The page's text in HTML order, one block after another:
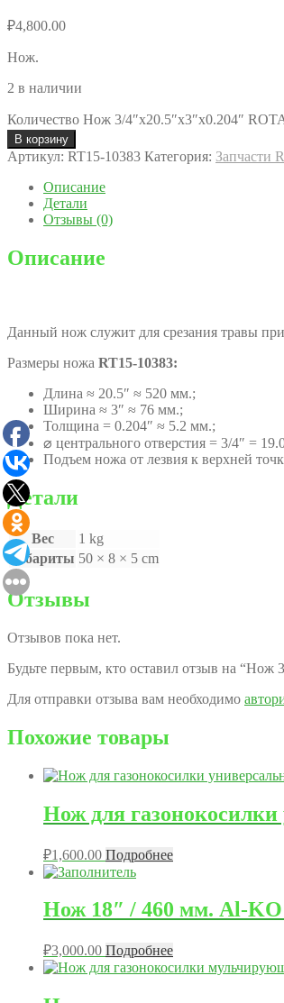
₽4,800.00
Нож.
2 в наличии
Количество Нож 3/4″х20.5″х3″х0.204″
В корзину
Артикул: RT15-10383 Категория: Запчасти
Описание
Детали
Отзывы (0)
Описание
Данный нож служит для срезания травы
Размеры ножа RT15-10383:
Длина ≈ 20.5″ ≈ 520 мм.;
Ширина ≈ 3″ ≈ 76 мм.;
Толщина = 0.204″ ≈ 5.2 мм.;
⌀ центрального отверстия = 3/4″ =
Подъем ножа от лезвия к верхней
Детали
Вес
1 kg
Габариты 50 × 8 × 5 cm
Отзывы
Отзывов пока нет.
Будьте первым, кто оставил отзыв на “Нож
Для отправки отзыва вам необходимо
Похожие товары
Нож для
₽1,600.00 Подробнее
Нож 18″ / 460 мм. Al-KO
₽3,000.00 Подробнее